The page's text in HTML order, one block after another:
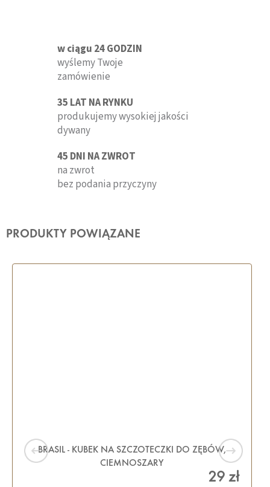
w ciągu 24 GODZIN
wyślemy Twoje
zamówienie
35 LAT NA RYNKU
produkujemy wysokiej jakości
dywany
45 DNI NA ZWROT
na zwrot
bez podania przyczyny
PRODUKTY POWIĄZANE
BRASIL - KUBEK NA SZCZOTECZKI DO ZĘBÓW,
CIEMNOSZARY
29 zł